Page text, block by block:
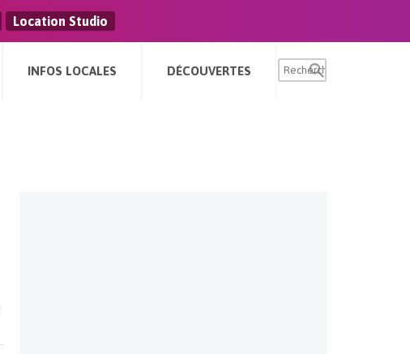
Location Studio
INFOS LOCALES DÉCOUVERTES